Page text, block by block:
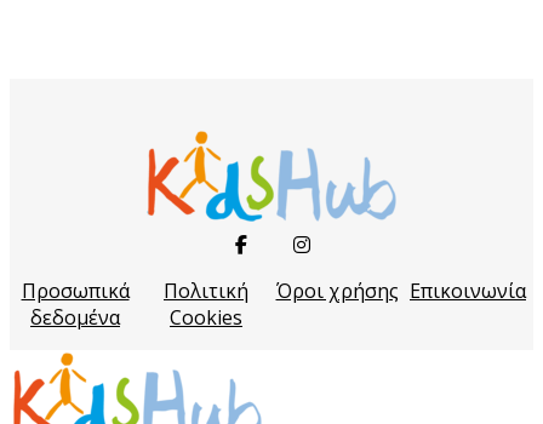
Προσωπικά
δεδομένα
Πολιτική
Cookies
Όροι χρήσης Επικοινωνία